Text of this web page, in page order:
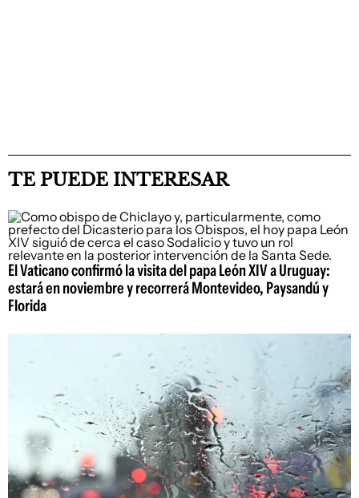
TE PUEDE INTERESAR
El Vaticano confirmó la visita del papa León XIV a Uruguay:
estará en noviembre y recorrerá Montevideo, Paysandú y
Florida